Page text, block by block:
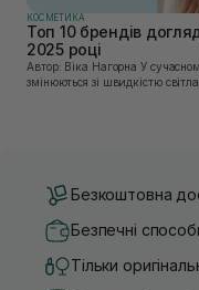
КОСМЕТИКА
Топ 10 брендів
2025 році
Автор: Віка Нагорна У сучасному світі, де тренди
змінюються зі швидкістю
Безкоштовна
Безпечні
Тільки